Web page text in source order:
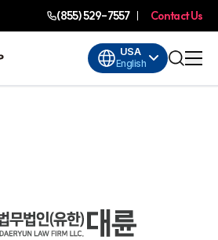
(855) 529-7557 Contact Us
USA
English